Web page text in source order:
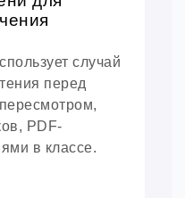
случай
перед
PDF-
в классе.